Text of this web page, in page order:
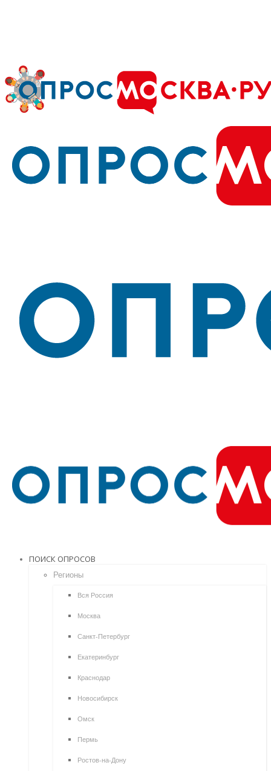
ПОИСК ОПРОСОВ
Регионы
Вся Россия
Москва
Санкт-Петербург
Екатеринбург
Краснодар
Новосибирск
Омск
Пермь
Ростов-на-Дону